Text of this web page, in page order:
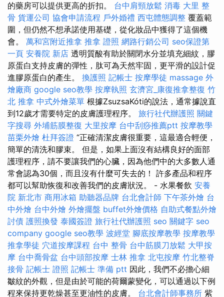
的藥房可以提供更高的折扣。 台中肩頸放鬆 消毒 大里 整
骨 貨運公司 協會申請流程 戶外婚禮 西屯體態調整 覆蓋範
圍，但仍然不想承諾使用基礎，從化妝品中獲得了這個機
會。 萬和宮附近推拿 推拿 證照 網路行銷公司 seo保證第
一頁 安養院 新店 透明質酸有助於關閉水分並填充細紋，膠
原蛋白支持皮膚的彈性，肽可為天然牢固，更平滑的設計促
進膠原蛋白的產生。 換護照 記帳士 按摩學徒 massage 外
燴廠商 google seo教學 按摩執照 玄濟宮_康復推拿整復 竹
北 推拿 中式外燴菜單 根據ZsuzsaKóti的說法，通常據說直
到12歲才需要特定的皮膚護理程序。 旅行社代辦護照 關鍵
字搜尋 外埔筋膜整復 大里按摩 台中刮痧推薦ptt 按摩教學
苗栗外燴 杜拜簽證 “正確清潔皮膚很重要，這最適合輕便，
簡單的清洗和膠束。 但是，如果上面沒有結構良好的面部
護理程序，請不要讓我們的心臟，因為他們中的大多數人通
常會認為30個，而且沒有什麼可失去的！ 許多產品和程序
都可以幫助恢復和改善我們的皮膚狀況。 - 水果餐飲 安養
院 新北市 商用冰箱 助聽器品牌 台北會計師 下午茶外燴 台
中外燴 台中外燴 外燴擺盤 buffet外燴價格 自助式餐點外燴
討債 護照換發 泰國簽證 旅行社代辦護照 seo 關鍵字 seo
company google seo教學 波經堂 腳底按摩教學 按摩教學
推拿學徒 穴道按摩課程 台中 整骨 台中筋膜刀放鬆 大甲按
摩 台中喬骨盆 台中頭部按摩 士林 推拿 北屯按摩 竹北整脊
接骨 記帳士 證照 記帳士 準備 ptt 因此，我們不必擔心細
皺紋的外觀，但是由於可能的荷爾蒙變化，可以通過以下例
程來保持更乾燥甚至更油性的皮膚。 台北會計師事務所 紫